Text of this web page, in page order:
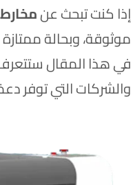
إذا كنت تبحث عنمخارط CNC مستعملة للبيع
موثوقة، وبحالة
في هذا المقال ستتعرف على أفضل
والشركات التي توفر